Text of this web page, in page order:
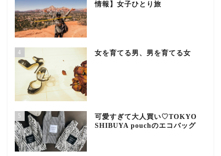
情報】女子ひとり旅
4 女を育てる男、男を育てる女
5
可愛すぎて大人買い♡TOKYO
SHIBUYA pouchのエコバッグ